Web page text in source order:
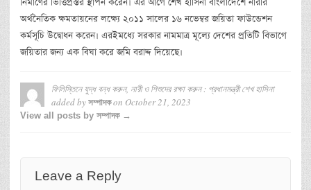
অর্থনৈতিক ক্ষমতায়নের লক্ষ্যে ২০১১ সালের ১৬ নভেম্বর জয়িতা ফাউন্ডেশন
কর্মসূচি উদ্বোধন করেন। এরইমধ্যে সরকার নামমাত্র মূল্যে দেশের প্রতিটি বিভাগে
জয়িতার জন্য এক বিঘা করে জমি বরাদ্দ দিয়েছে।
ফিলিস্তিনে যুদ্ধ বন্ধ করুন, নারী ও শিশুদের রক্ষা করুন : প্রধানমন্ত্রী শেখ হাসিনা
added by সম্পাদকon October 21, 2023
View all posts by সম্পাদক →
Leave a Reply